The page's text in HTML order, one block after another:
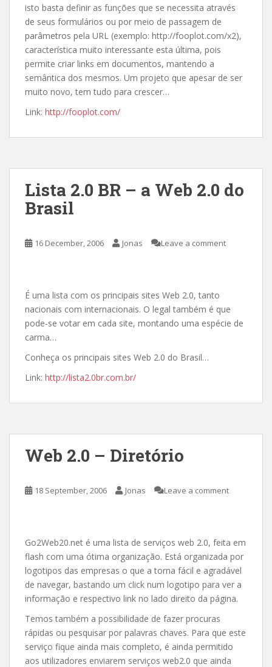
isto basta definir as funções que se necessita através
de seus formulários ou por meio de passagem de
parâmetros pela URL (exemplo: http://fooplot.com/x2),
característica muito interessante esta última, pois
permite criar links em documentos, mantendo a
semântica dos mesmos. Um projeto que apesar de ser
muito novo, tem tudo para crescer…
Link: http://fooplot.com/
Lista 2.0 BR – a Web 2.0 do
Brasil
16 December, 2006 Jonas Leave a comment
É uma lista com os principais sites Web 2.0, tanto
nacionais com internacionais. O legal também é que
pode-se votar em cada site, montando uma espécie de
carma…
Conheça os principais sites Web 2.0 do Brasil…
Link: http://lista2.0br.com.br/
Web 2.0 – Diretório
18 September, 2006 Jonas Leave a comment
Go2Web20.net é uma lista de serviços web 2.0, feita em
flash com uma ótima organização. Está organizada por
logotipos das empresas o que a torna fácil e agradável
de navegar, bastando um click num logotipo para ver a
informação e respectivo link no lado direito da página.
Temos também a possibilidade de fazer procuras
rápidas ou pesquisar por palavras chaves. Para que este
serviço fique ainda mais completo, é ainda permitido
aos utilizadores enviarem serviços web2.0 que ainda